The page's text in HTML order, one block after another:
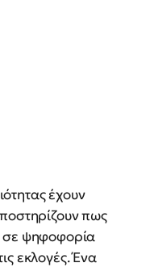
έχουν
πως
σε ψηφοφορία
εκλογές. Ένα